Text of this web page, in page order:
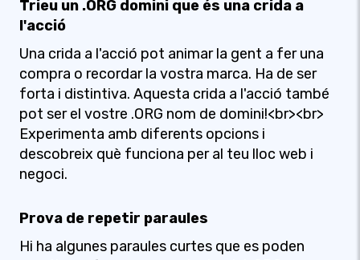
Trieu un .ORG domini que és una crida a
l'acció
Una crida a l'acció pot animar la gent a fer una
compra o recordar la vostra marca. Ha de ser
forta i distintiva. Aquesta crida a l'acció també
pot ser el vostre .ORG nom de domini!<br><br>
Experimenta amb diferents opcions i
descobreix què funciona per al teu lloc web i
negoci.
Prova de repetir paraules
Hi ha algunes paraules curtes que es poden